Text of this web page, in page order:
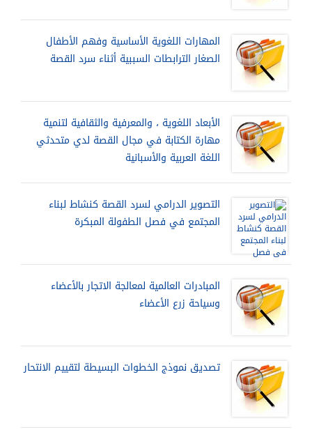
المهارات اللغوية الأساسية وفهم الأطفال
الصغار الترابطات السببية أثناء سرد القصة
الأبعاد اللغوية ، والمعرفية والثقافية لتنمية
مهارة الكتابة في مجال القصة لدي متحدثي
اللغة العربية والأسبانية
التصوير الدرامي لسرد القصة كنشاط لبناء
المجتمع في فصل الطفولة المبكرة
المبادرات العالمية لمعالجة الاتجار بالأعضاء
وسياحة زرع الأعضاء
تصديق نموذج الخطوات البسيطة لتقييم الانتحار